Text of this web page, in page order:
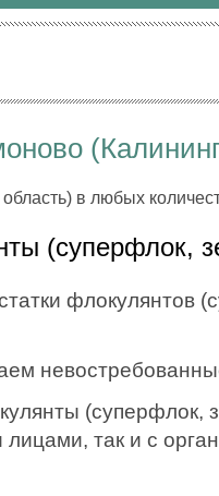
в любых
(суперфлок,
флокулянтов
(суперфлок,
так и с